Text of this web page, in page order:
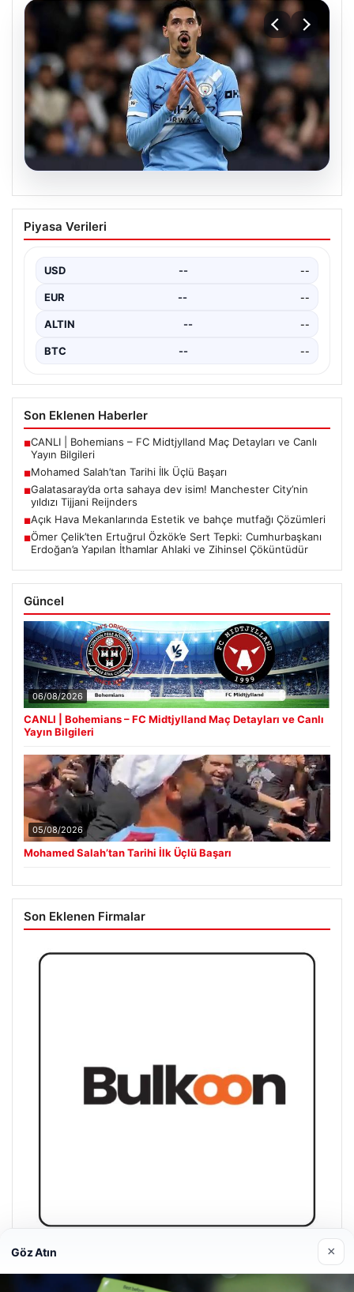
04.08.2026
Açık Hava Mekanlarında Estetik ve
Günümüz dünyasında açık hava sosyal alanlar,
gelmiştir. Bahçeyle…
Piyasa Verileri
Son Eklenen Haberler
CANLI | Bohemians – FC Midtjylland Maç Detayları ve Canlı
Yayın Bilgileri
■Mohamed Salah’tan Tarihi İlk Üçlü Başarı
Galatasaray’da orta sahaya dev isim! Manchester City’nin
yıldızı Tijjani Reijnders
■Açık Hava Mekanlarında Estetik ve bahçe mutfağı Çözümleri
Ömer Çelik’ten Ertuğrul Özkök’e Sert Tepki: Cumhurbaşkanı
Güncel
06/08/2026
CANLI | Bohemians – FC Midtjylland Maç Detayları ve Canlı
05/08/2026
Son Eklenen Firmalar
Bulkoon Toptan Ayakkabı
Göz Atın ×